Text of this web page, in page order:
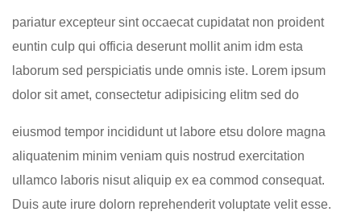
pariatur excepteur sint occaecat cupidatat non proident
euntin culp qui officia deserunt mollit anim idm esta
laborum sed perspiciatis unde omnis iste. Lorem ipsum
dolor sit amet, consectetur adipisicing elitm sed do
eiusmod tempor incididunt ut labore etsu dolore magna
aliquatenim minim veniam quis nostrud exercitation
ullamco laboris nisut aliquip ex ea commod consequat.
Duis aute irure dolorn reprehenderit voluptate velit esse.